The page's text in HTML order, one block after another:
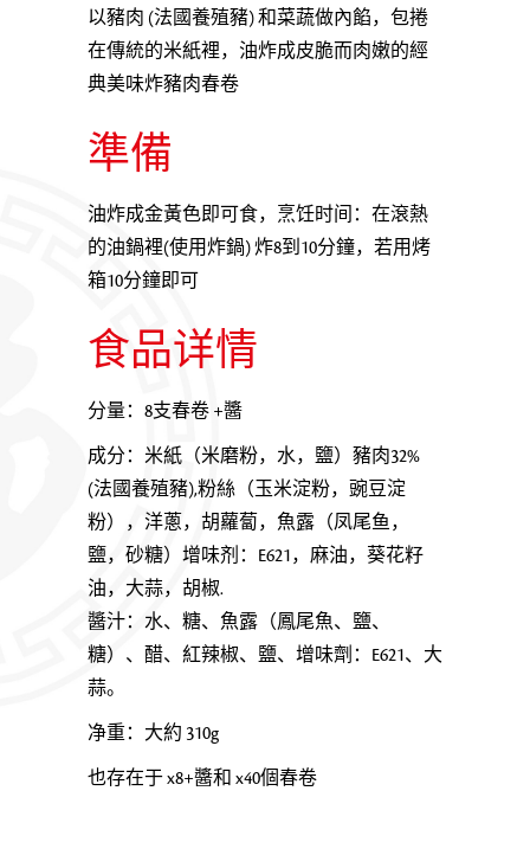
以豬肉 (法國養殖豬) 和菜蔬做內餡，包捲
在傳統的米紙裡，油炸成皮脆而肉嫩的經
典美味炸豬肉春卷
準備
油炸成金黃色即可食，烹饪时间：在滾熱
的油鍋裡(使用炸鍋) 炸8到10分鐘，若用烤
箱10分鐘即可
食品详情
分量：8支春卷 +醬
成分：米紙（米磨粉，水，鹽）豬肉32%
(法國養殖豬),粉絲（玉米淀粉，豌豆淀
粉），洋蔥，胡蘿蔔，魚露（凤尾鱼，
鹽，砂糖）增味剂：E621，麻油，葵花籽
油，大蒜，胡椒.
醬汁：水、糖、魚露（鳳尾魚、鹽、
糖）、醋、紅辣椒、鹽、增味劑：E621、大
蒜。
净重：大約 310g
也存在于 x8+醬和 x40個春卷